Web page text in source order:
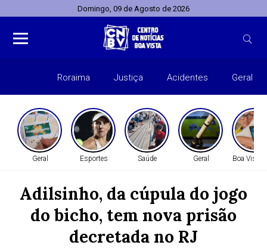
Domingo, 09 de Agosto de 2026
Roraima Justiça Acidentes Geral
Geral Esportes Saúde Geral Boa Vista -
Adilsinho, da cúpula do jogo
do bicho, tem nova prisão
decretada no RJ